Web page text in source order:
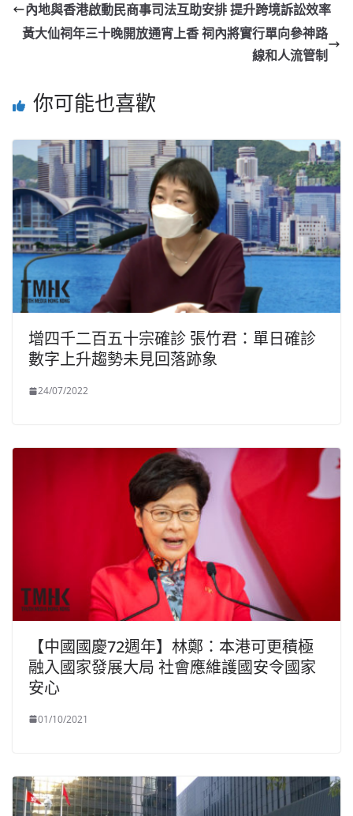
內地與香港啟動民商事司法互助安排 提升跨境訴訟效率
黃大仙祠年三十晚開放通宵上香 祠內將實行單向參神路
線和人流管制
你可能也喜歡
增四千二百五十宗確診 張竹君：單日確診
數字上升趨勢未見回落跡象
24/07/2022
【中國國慶72週年】林鄭：本港可更積極
融入國家發展大局 社會應維護國安令國家
安心
01/10/2021